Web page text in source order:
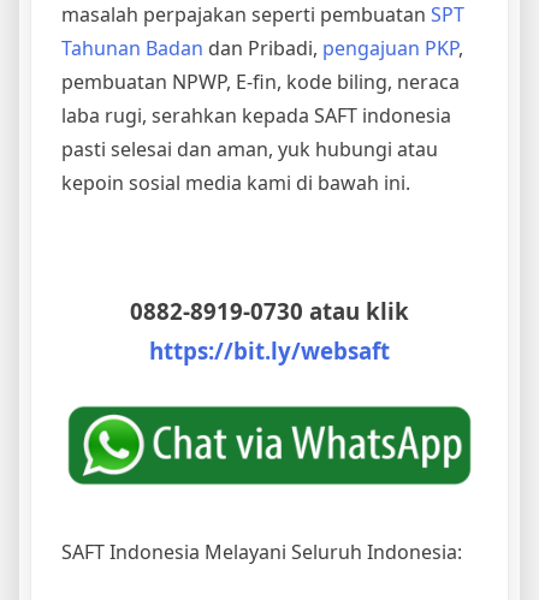
masalah perpajakan seperti pembuatan SPT
Tahunan Badan dan Pribadi, pengajuan PKP,
pembuatan NPWP, E-fin, kode biling, neraca
laba rugi, serahkan kepada SAFT indonesia
pasti selesai dan aman, yuk hubungi atau
kepoin sosial media kami di bawah ini.
0882-8919-0730 atau klik
https://bit.ly/websaft
SAFT Indonesia Melayani Seluruh Indonesia: